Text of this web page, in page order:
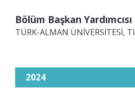
Bölüm Başkan Yardımcısı
TÜRK-ALMAN ÜNİVERSİTESİ,
2024